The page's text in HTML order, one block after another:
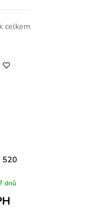
celkem
520
dnů